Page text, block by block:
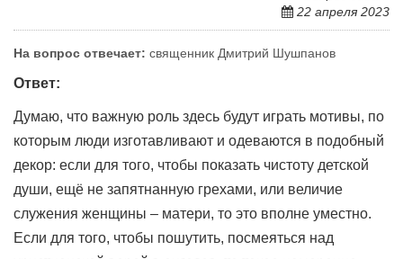
22 апреля 2023
На вопрос отвечает: священник Дмитрий Шушпанов
Ответ:
Думаю, что важную роль здесь будут играть мотивы, по
которым люди изготавливают и одеваются в подобный
декор: если для того, чтобы показать чистоту детской
души, ещё не запятнанную грехами, или величие
служения женщины – матери, то это вполне уместно.
Если для того, чтобы пошутить, посмеяться над